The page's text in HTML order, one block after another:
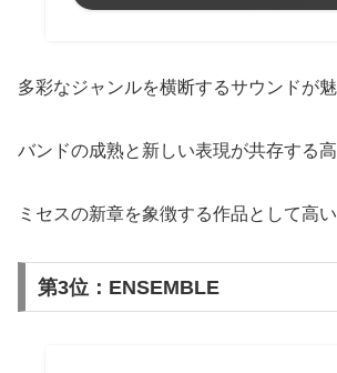
多彩なジャンルを横断するサウンドが魅
バンドの成熟と新しい表現が共存する高
ミセスの新章を象徴する作品として高
第3位：ENSEMBLE